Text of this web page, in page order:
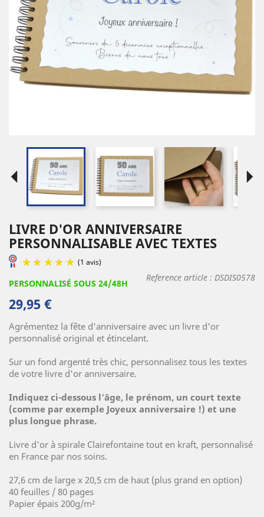
arrow_left arrow_right
LIVRE D'OR ANNIVERSAIRE
PERSONNALISABLE AVEC TEXTES
PERSONNALISÉ SOUS 24/48H
Reference article : DSDIS0578
29,95 €
Agrémentez la fête d'anniversaire avec un livre d'or
personnalisé original et étincelant.
Sur un fond argenté très chic, personnalisez tous les textes
de votre livre d'or anniversaire.
Indiquez ci-dessous l'âge, le prénom, un court texte
(comme par exemple Joyeux anniversaire !) et une
plus longue phrase.
Livre d'or à spirale Clairefontaine tout en kraft, personnalisé
en France par nos soins.
27,6 cm de large x 20,5 cm de haut (plus grand en option)
40 feuilles / 80 pages
Papier épais 200g/m²